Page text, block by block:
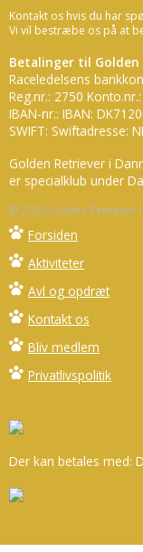
Kontakt os hvis du har
Vi vil bestræbe os på at
Betalinger til Golden
Raceledelsens
Reg.nr.: 2750
IBAN-nr.: IBAN:
SWIFT: Swiftadresse:
Golden Retriever i
er specialklub under
© 2026 Golden Retriever
Forsiden
Aktiviteter
Avl og opdræt
Kontakt os
Bliv medlem
Privatlivspolitik
Der kan betales med: